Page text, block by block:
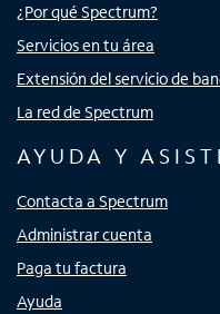
¿Por qué Spectrum?
Servicios en tu área
Extensión del servicio de
La red de Spectrum
AYUDA Y
Contacta a Spectrum
Administrar cuenta
Paga tu factura
Ayuda